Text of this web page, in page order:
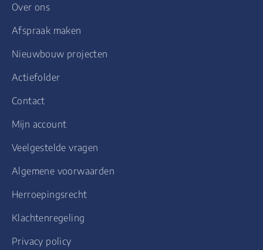
Over ons
Afspraak maken
Nieuwbouw projecten
Actiefolder
Contact
Mijn account
Veelgestelde vragen
Algemene voorwaarden
Herroepingsrecht
Klachtenregeling
Privacy policy